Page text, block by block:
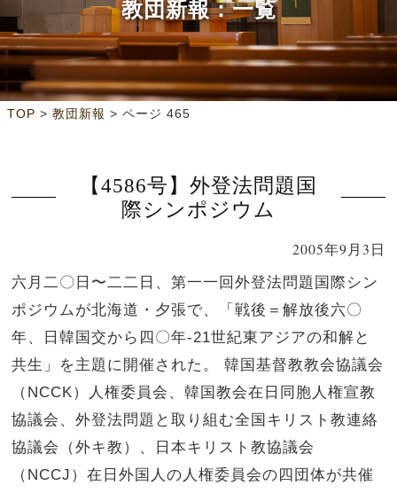
教団新報：一覧
TOP > 教団新報 > ページ 465
【4586号】外登法問題国
際シンポジウム
2005年9月3日
六月二〇日〜二二日、第一一回外登法問題国際シン
ポジウムが北海道・夕張で、「戦後＝解放後六〇
年、日韓国交から四〇年-21世紀東アジアの和解と
共生」を主題に開催された。 韓国基督教教会協議会
（NCCK）人権委員会、韓国教会在日同胞人権宣教
協議会、外登法問題と取り組む全国キリスト教連絡
協議会（外キ教）、日本キリスト教協議会
（NCCJ）在日外国人の人権委員会の四団体が共催